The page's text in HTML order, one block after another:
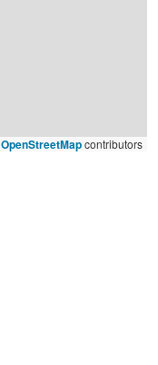
OpenStreetMapcontributors